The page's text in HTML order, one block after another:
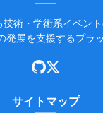
術・学術系イベント
発展を支援するプラ
サイトマップ